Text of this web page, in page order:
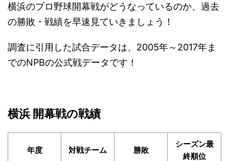
横浜のプロ野球開幕戦がどうなっているのか、過去
の勝敗・戦績を早速見ていきましょう！
調査に引用した試合データは、2005年～2017年ま
でのNPBの公式戦データです！
横浜 開幕戦の戦績
年度 対戦チーム 勝敗
シーズン最
終順位